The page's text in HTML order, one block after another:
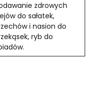
zdrowych
do sałatek,
i nasion do
ryb do